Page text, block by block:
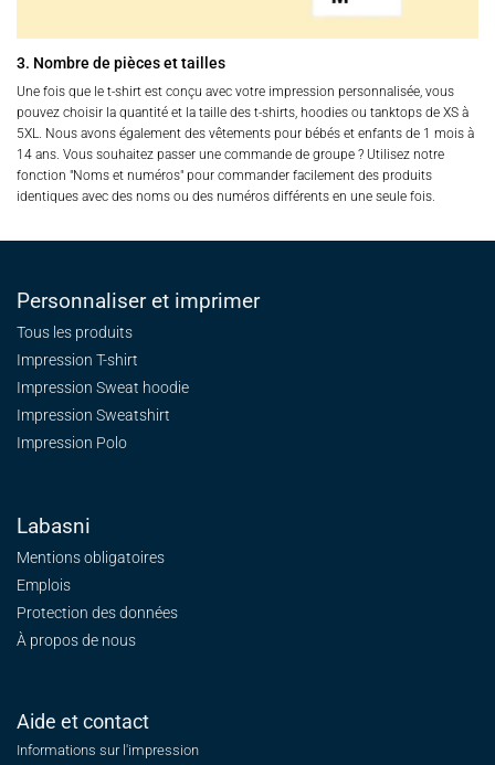
3. Nombre de pièces et tailles
Une fois que le t-shirt est conçu avec votre impression personnalisée, vous
pouvez choisir la quantité et la taille des t-shirts, hoodies ou tanktops de XS à
5XL. Nous avons également des vêtements pour bébés et enfants de 1 mois à
14 ans. Vous souhaitez passer une commande de groupe ? Utilisez notre
fonction "Noms et numéros" pour commander facilement des produits
identiques avec des noms ou des numéros différents en une seule fois.
Personnaliser et imprimer
Tous les produits
Impression T-shirt
Impression Sweat hoodie
Impression Sweatshirt
Impression Polo
Labasni
Mentions obligatoires
Emplois
Protection des données
À propos de nous
Aide et contact
Informations sur l'impression